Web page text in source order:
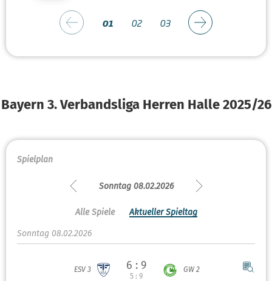
01 02 03
Bayern 3. Verbandsliga Herren Halle 2025/26
Spielplan
Sonntag 08.02.2026
Alle Spiele Aktueller Spieltag
Sonntag 08.02.2026
ESV 3 6 : 9
5 : 9
GW 2